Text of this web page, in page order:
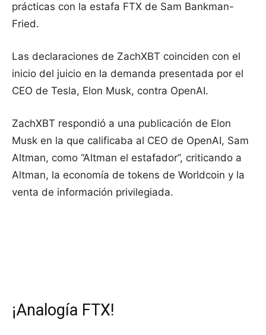
prácticas con la estafa FTX de Sam Bankman-
Fried.
Las declaraciones de ZachXBT coinciden con el
inicio del juicio en la demanda presentada por el
CEO de Tesla, Elon Musk, contra OpenAI.
ZachXBT respondió a una publicación de Elon
Musk en la que calificaba al CEO de OpenAI, Sam
Altman, como “Altman el estafador”, criticando a
Altman, la economía de tokens de Worldcoin y la
venta de información privilegiada.
¡Analogía FTX!